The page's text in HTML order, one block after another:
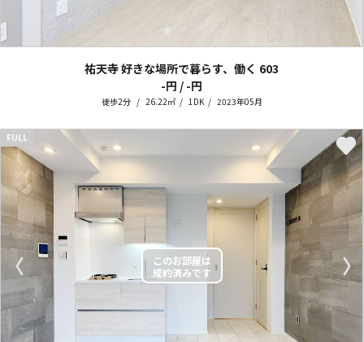
祐天寺 好きな場所で暮らす、働く 603
-円 / -円
徒歩2分 26.22㎡ 1DK 2023年05月
〈 〉
FULL